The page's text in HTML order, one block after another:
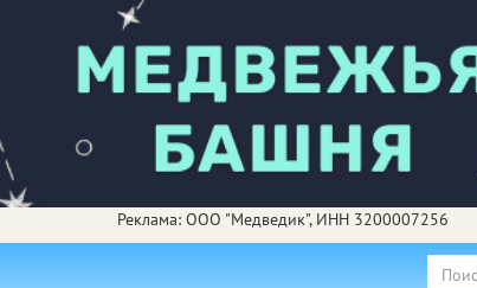
Реклама: ООО "Медведик", ИНН 3200007256